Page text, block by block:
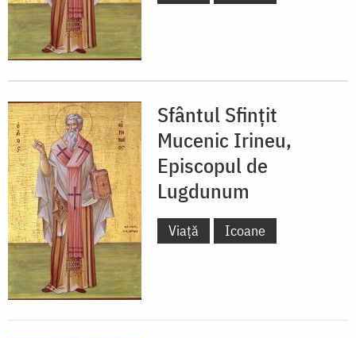
Sfântul Sfințit
Mucenic Irineu,
Episcopul de
Lugdunum
Viață Icoane